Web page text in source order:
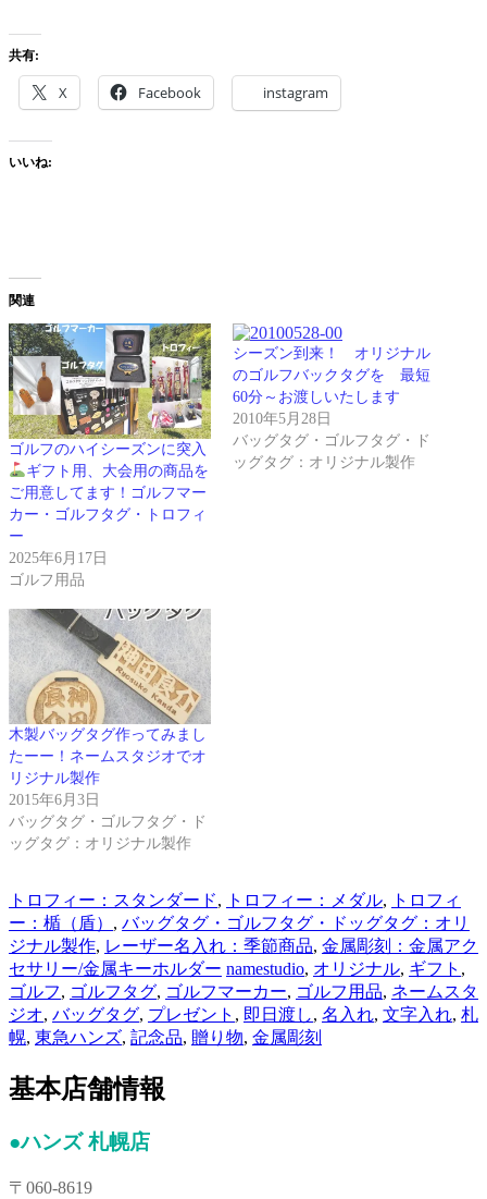
共有:
X Facebook instagram
いいね:
関連
ゴルフのハイシーズンに突入
ギフト用、大会用の商品を
ご用意してます！ゴルフマー
カー・ゴルフタグ・トロフィ
ー
2025年6月17日
ゴルフ用品
シーズン到来！ オリジナル
のゴルフバックタグを 最短
60分～お渡しいたします
2010年5月28日
バッグタグ・ゴルフタグ・ド
ッグタグ：オリジナル製作
木製バッグタグ作ってみまし
たーー！ネームスタジオでオ
リジナル製作
2015年6月3日
バッグタグ・ゴルフタグ・ド
ッグタグ：オリジナル製作
トロフィー：スタンダード, トロフィー：メダル,
トロフィ
ー：楯（盾） , バッグタグ・ゴルフタグ・ドッグタグ：オリ
ジナル製作, レーザー名入れ：季節商品, 金属彫刻：金属アク
セサリー/金属キーホルダー namestudio, オリジナル, ギフト ,
ゴルフ, ゴルフタグ, ゴルフマーカー, ゴルフ用品, ネームスタ
ジオ, バッグタグ, プレゼント , 即日渡し, 名入れ, 文字入れ, 札
幌, 東急ハンズ, 記念品, 贈り物, 金属彫刻
基本店舗情報
●ハンズ 札幌店
〒060-8619